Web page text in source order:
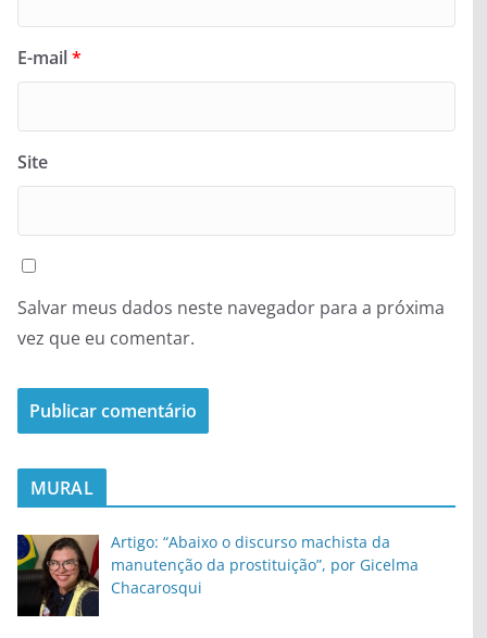
E-mail*
Site
Salvar meus dados neste navegador para a próxima
vez que eu comentar.
MURAL
Artigo: “Abaixo o discurso machista da
manutenção da prostituição”, por Gicelma
Chacarosqui